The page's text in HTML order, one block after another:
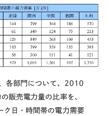
各部門について、2010
販売電力量の比率を、
ク日・時間帯の電力需要